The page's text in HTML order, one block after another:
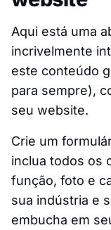
Aqui está uma
incrivelmente
este conteúdo
para sempre),
seu website.
Crie um
inclua todos os
função, foto e
sua indústria e
embucha em